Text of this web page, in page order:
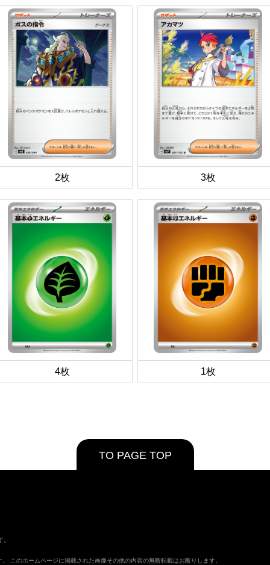
2枚 3枚
4枚 1枚
TO PAGE TOP
このホームページに掲載された画像その他の内容の無断転載はお断りします。